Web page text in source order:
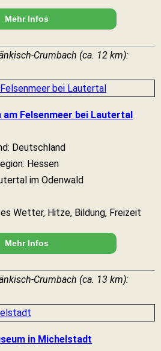
Mehr Infos
Crumbach (ca. 12 km):
Felsenmeer bei Lautertal
Deutschland
Hessen
im Odenwald
Wetter, Hitze, Bildung, Freizeit
Mehr Infos
Crumbach (ca. 13 km):
in Michelstadt